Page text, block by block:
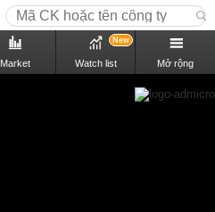
Market Watch list
New
Mở rộng